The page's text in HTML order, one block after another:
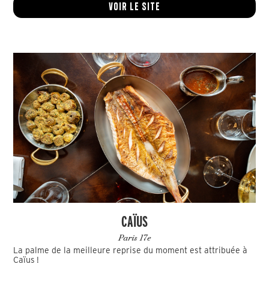
Voir le site
CAÏUS
Paris 17e
La palme de la meilleure reprise du moment est attribuée à
Caïus !